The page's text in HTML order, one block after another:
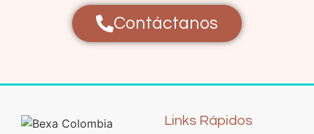
Contáctanos
Links Rápidos